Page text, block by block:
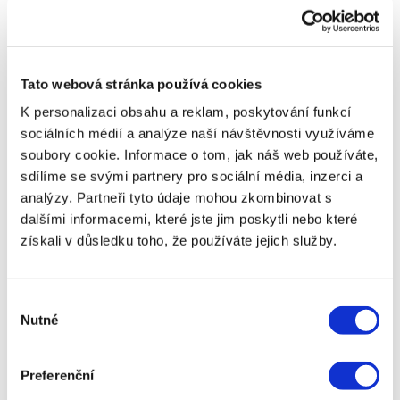
Tato webová stránka používá cookies
K personalizaci obsahu a reklam, poskytování funkcí
sociálních médií a analýze naší návštěvnosti využíváme
soubory cookie. Informace o tom, jak náš web používáte,
sdílíme se svými partnery pro sociální média, inzerci a
analýzy. Partneři tyto údaje mohou zkombinovat s
dalšími informacemi, které jste jim poskytli nebo které
získali v důsledku toho, že používáte jejich služby.
souhlasu
Nutné
Preferenční
půjček? Vždy si ověřte poskytovatele Předtím, než
průzkum poskytovatele. Zkontrolujte jeho licenci,
recenze od ostatních zákazníků a ověřte si jeho
pověst. Využijte internetové zdroje, jako jsou
recenzní weby nebo fóra, kde můžete najít
zkušenosti jiných lidí s daným poskytovatelem.
Nereagujte na nevyžádané nabídky Pokud obdržíte
nevyžádanou nabídku půjčky prostřednictvím e-
mailu, SMS nebo telefonu, buďte velmi opatrní.
Podvodníci často zasílají takové nabídky náhodně
poskytovatel neřekl jasně a nepodal vysvětlení,